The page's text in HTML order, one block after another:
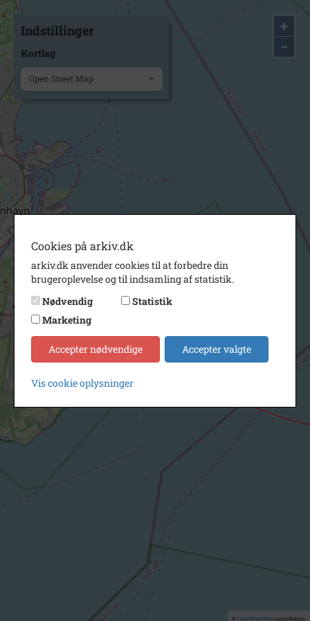
+
−
© OpenStreetMapcontributors.
Indstillinger
Kortlag
Open Street Map
Cookies på arkiv.dk
arkiv.dk anvender cookies til at forbedre din
brugeroplevelse og til indsamling af statistik.
Nødvendig
Statistik
Marketing
Accepter nødvendige Accepter valgte
Vis cookie oplysninger